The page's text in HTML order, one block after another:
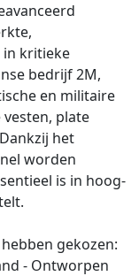
kritieke
bedrijf 2M,
en militaire
plate
het
worden
is in hoog-
gekozen:
- Ontworpen